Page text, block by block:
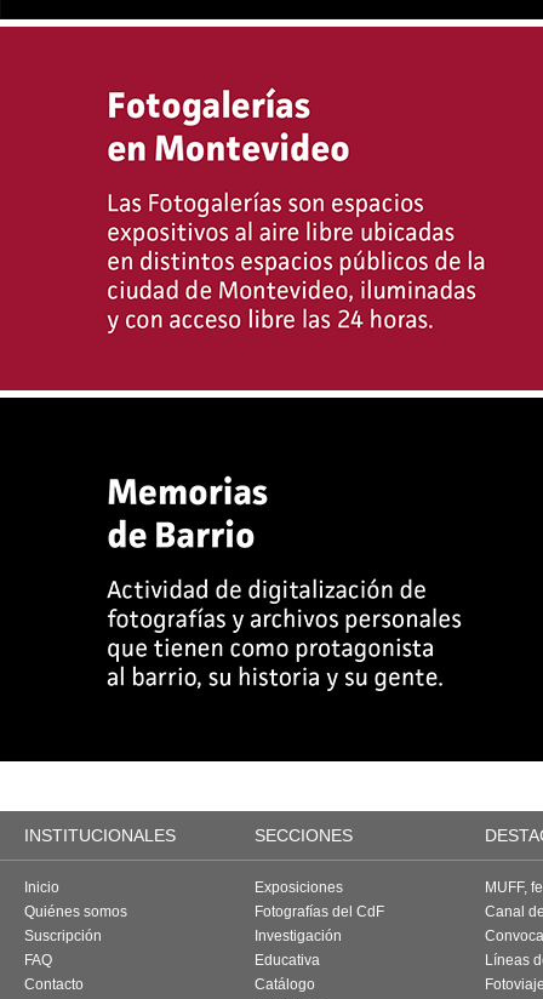
INSTITUCIONALES SECCIONES
Inicio
Quiénes somos
Suscripción
FAQ
Contacto
Exposiciones
Fotografías del CdF
Investigación
Educativa
Catálogo
MUFF,
Canal
Líneas